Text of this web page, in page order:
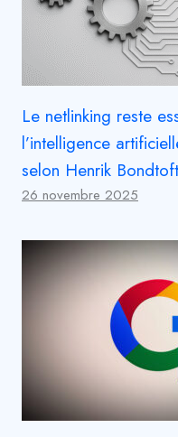
Le netlinking reste
l’intelligence
selon Henrik
26 novembre 2025